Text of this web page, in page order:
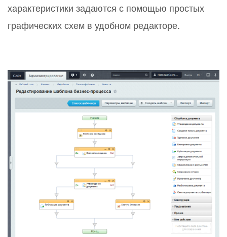
характеристики задаются с помощью простых
графических схем в удобном редакторе.